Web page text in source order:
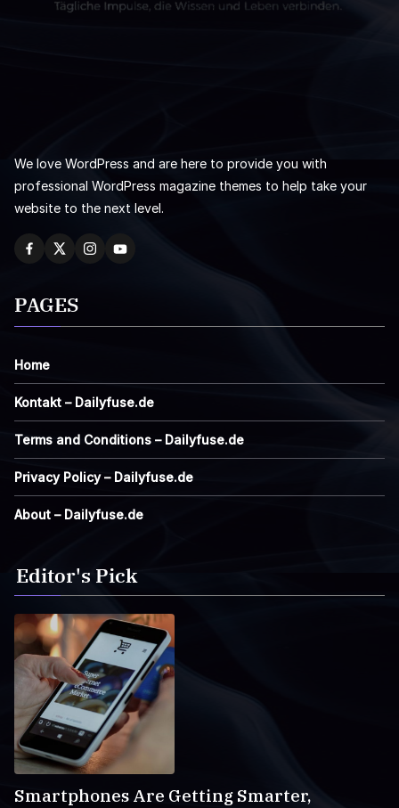
We love WordPress and are here to provide you with
professional WordPress magazine themes to help take your
website to the next level.
PAGES
Home
Kontakt – Dailyfuse.de
Terms and Conditions – Dailyfuse.de
Privacy Policy – Dailyfuse.de
About – Dailyfuse.de
Editor's Pick
Smartphones Are Getting Smarter,